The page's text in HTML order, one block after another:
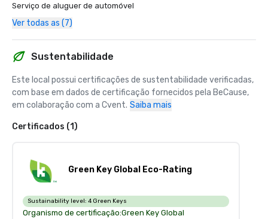
Serviço de aluguer de automóvel
Ver todas as (7)
Sustentabilidade
Este local possui certificações de sustentabilidade verificadas,
com base em dados de certificação fornecidos pela BeCause,
em colaboração com a Cvent. Saiba mais
Certificados (1)
Green Key Global Eco-Rating
Sustainability level: 4 Green Keys
Organismo de certificação:Green Key Global